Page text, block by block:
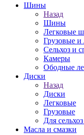
Шины
Назад
Шины
Легковые
Грузовые
Сельхоз и
Камеры
Ободные
Диски
Назад
Диски
Легковые
Грузовые
Для
Масла и смазки